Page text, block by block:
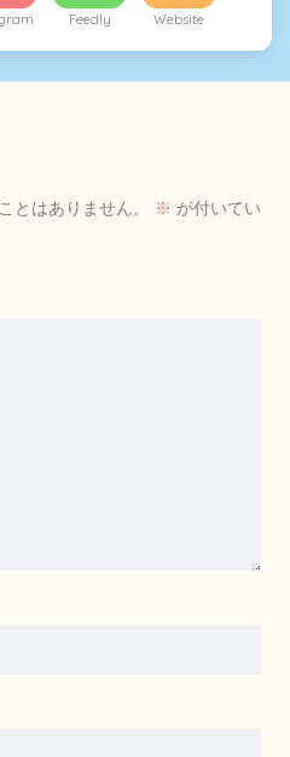
Feedly Website
とはありません。 ※ が付いてい